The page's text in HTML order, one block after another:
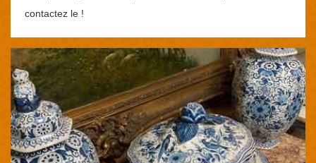
contactez le !